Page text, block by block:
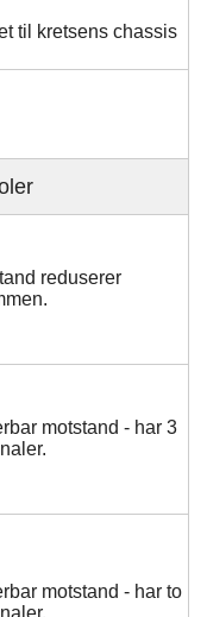
til kretsens chassis
reduserer
motstand - har 3
motstand - har to